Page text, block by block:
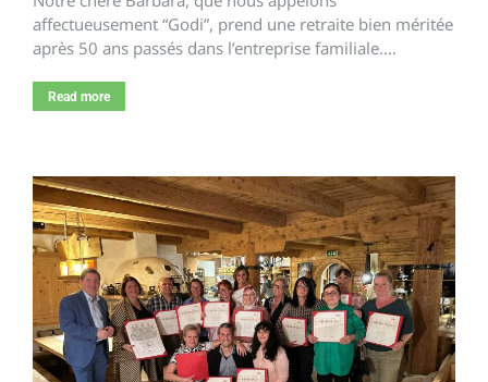
affectueusement “Godi”, prend une retraite bien méritée
après 50 ans passés dans l’entreprise familiale.…
Read more